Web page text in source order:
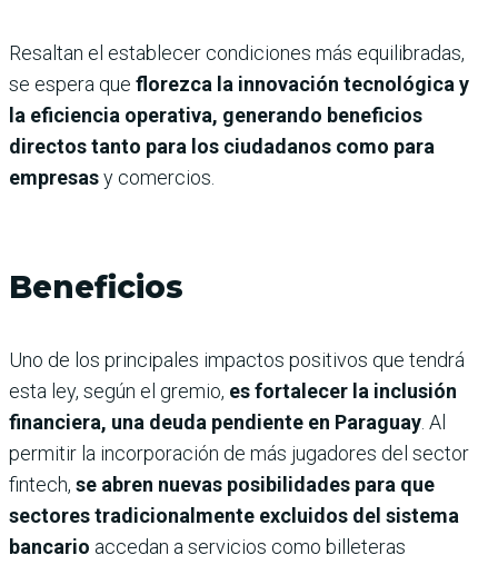
Resaltan el establecer condiciones más equilibradas,
se espera que florezca la innovación tecnológica y
la eficiencia operativa, generando beneficios
directos tanto para los ciudadanos como para
empresasy comercios.
Beneficios
Uno de los principales impactos positivos que tendrá
esta ley, según el gremio, es fortalecer la inclusión
financiera, una deuda pendiente en Paraguay. Al
permitir la incorporación de más jugadores del sector
fintech, se abren nuevas posibilidades para que
sectores tradicionalmente excluidos del sistema
bancario accedan a servicios como billeteras